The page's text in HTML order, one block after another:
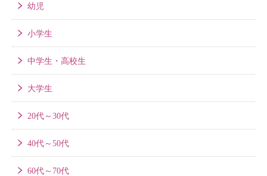
幼児
小学生
中学生・高校生
大学生
20代～30代
40代～50代
60代～70代